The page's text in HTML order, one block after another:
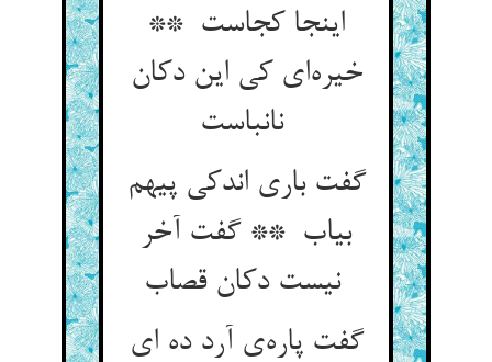
اینجا کجاست **
خیره‌ای کی این دکان
نانباست
گفت باری اندکی پیهم
بیاب ** گفت آخر
نیست دکان قصاب
گفت پاره‌ی آرد ده ای